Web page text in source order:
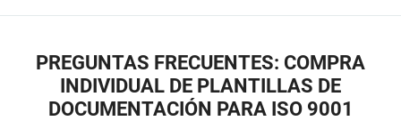
PREGUNTAS FRECUENTES: COMPRA
INDIVIDUAL DE PLANTILLAS DE
DOCUMENTACIÓN PARA ISO 9001